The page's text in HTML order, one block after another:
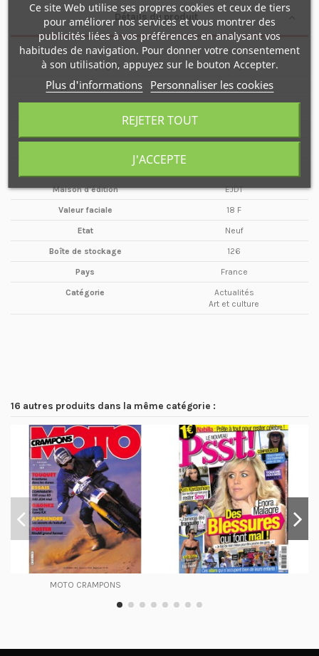
Détails du produit
Nombre de pages 24 pages
Type de média Journal
Maison d'édition EJDT
Valeur faciale 18 F
Etat Neuf
Boîte de stockage 126
Pays France
Catégorie
Actualités
Art et culture
16 autres produits dans la même catégorie :
MOTO CRAMPONS
Ce site Web utilise ses propres cookies et ceux de tiers
pour améliorer nos services et vous montrer des
publicités liées à vos préférences en analysant vos
habitudes de navigation. Pour donner votre consentement
à son utilisation, appuyez sur le bouton Accepter.
Plus d'informations Personnaliser les cookies
REJETER TOUT
J'ACCEPTE